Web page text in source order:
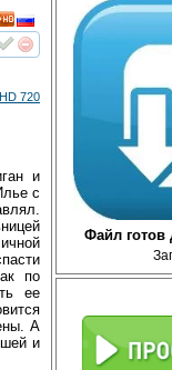
Файл готов
интересует
HD 720
и
с
по
ее
А
и